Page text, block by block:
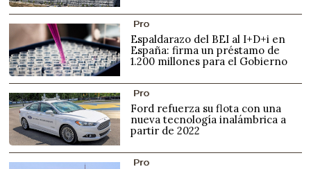
Pro
Espaldarazo del BEI al I+D+i en
España: firma un préstamo de
1.200 millones para el Gobierno
Pro
Ford refuerza su flota con una
nueva tecnología inalámbrica a
partir de 2022
Pro